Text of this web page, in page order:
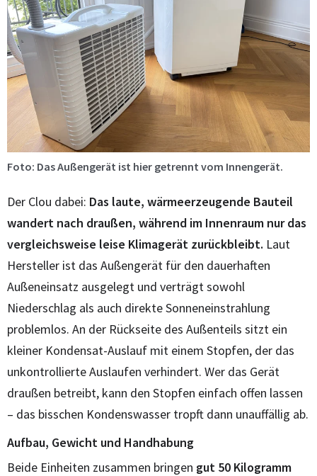
Foto: Das Außengerät ist hier getrennt vom Innengerät.
Der Clou dabei: Das laute, wärmeerzeugende Bauteil
wandert nach draußen, während im Innenraum nur das
vergleichsweise leise Klimagerät zurückbleibt. Laut
Hersteller ist das Außengerät für den dauerhaften
Außeneinsatz ausgelegt und verträgt sowohl
Niederschlag als auch direkte Sonneneinstrahlung
problemlos. An der Rückseite des Außenteils sitzt ein
kleiner Kondensat-Auslauf mit einem Stopfen, der das
unkontrollierte Auslaufen verhindert. Wer das Gerät
draußen betreibt, kann den Stopfen einfach offen lassen
– das bisschen Kondenswasser tropft dann unauffällig ab.
Aufbau, Gewicht und Handhabung
Beide Einheiten zusammen bringen gut 50 Kilogramm